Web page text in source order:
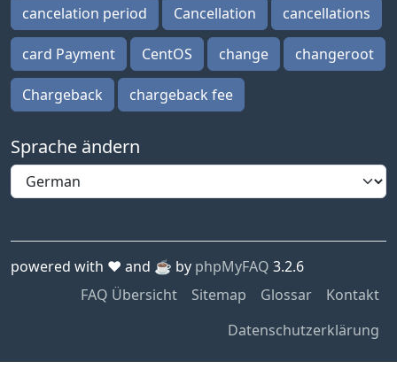
cancelation period Cancellation cancellations
card Payment CentOS change changeroot
Chargeback chargeback fee
Sprache ändern
powered with ❤️ and ☕️ by phpMyFAQ 3.2.6
FAQ Übersicht
Sitemap Glossar
Kontakt
Datenschutzerklärung